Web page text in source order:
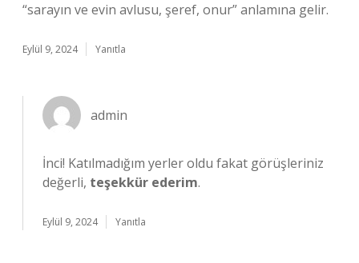
“sarayın ve evin avlusu, şeref, onur” anlamına gelir.
Eylül 9, 2024 Yanıtla
admin
İnci! Katılmadığım yerler oldu fakat görüşleriniz
değerli, teşekkür ederim.
Eylül 9, 2024 Yanıtla